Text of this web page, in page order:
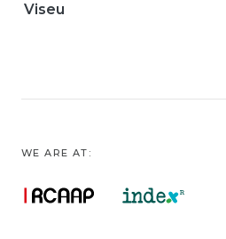
Viseu
WE ARE AT: